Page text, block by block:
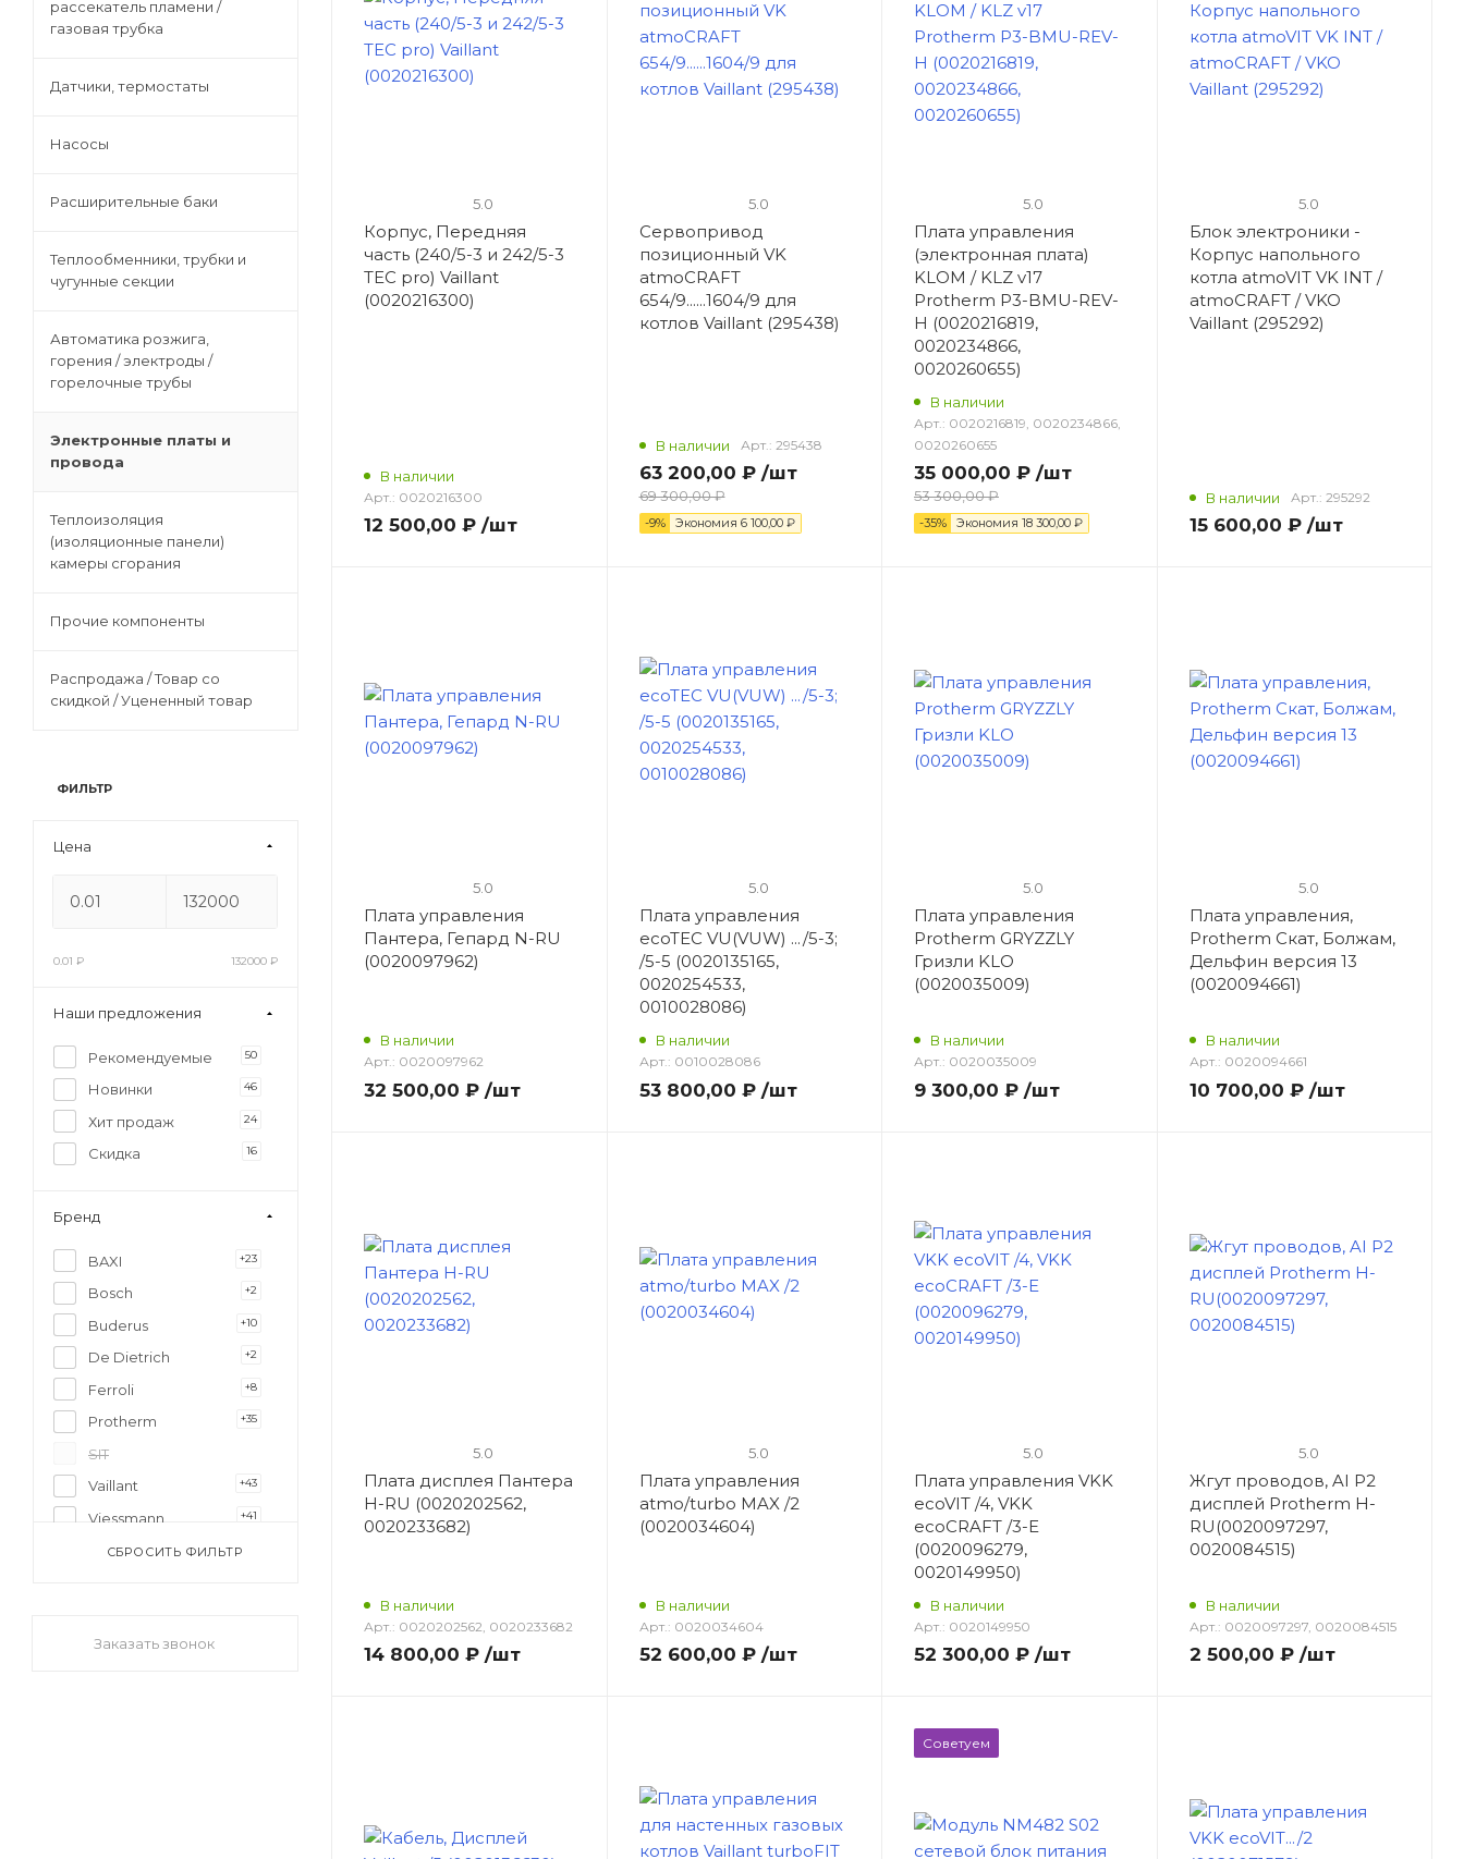
рассекатель пламени /
газовая трубка
Датчики, термостаты
Насосы
Расширительные баки
Теплообменники, трубки и
чугунные секции
Автоматика розжига,
горения / электроды /
горелочные трубы
Электронные платы и
провода
Теплоизоляция
(изоляционные панели)
камеры сгорания
Прочие компоненты
Распродажа / Товар со
скидкой / Уцененный товар
ФИЛЬТР
Цена
0.01 ₽ 132000 ₽
Наши предложения
Рекомендуемые 50
Новинки 46
Хит продаж 24
Скидка 16
Бренд
BAXI +23
Bosch +2
Buderus +10
De Dietrich +2
Ferroli +8
Protherm +35
SIT
Vaillant
+43
Viessmann +41
WOLF
СБРОСИТЬ ФИЛЬТР
Заказать звонок
5.0
Корпус, Передняя
часть (240/5-3 и 242/5-3
TEC pro) Vaillant
(0020216300)
В наличии
Арт.: 0020216300
12 500,00 ₽ /шт
5.0
Сервопривод
позиционный VK
atmoCRAFT
654/9......1604/9 для
котлов Vaillant (295438)
В наличии Арт.: 295438
63 200,00 ₽/шт
69 300,00 ₽
-9% Экономия 6 100,00 ₽
5.0
Плата управления
(электронная плата)
KLОМ / KLZ v17
Protherm P3-BMU-REV-
H (0020216819,
0020234866,
0020260655)
В наличии
Арт.: 0020216819, 0020234866,
0020260655
35 000,00 ₽ /шт
53 300,00 ₽
-35% Экономия 18 300,00 ₽
5.0
Блок электроники -
Корпус напольного
котла atmoVIT VK INT /
atmoCRAFT / VKO
Vaillant (295292)
В наличии Арт.: 295292
15 600,00 ₽/шт
5.0
Плата управления
Пантера, Гепард N-RU
(0020097962)
В наличии
Арт.: 0020097962
32 500,00 ₽ /шт
5.0
Плата управления
ecoTEC VU(VUW) .../5-3;
/5-5 (0020135165,
0020254533,
0010028086)
В наличии
Арт.: 0010028086
53 800,00 ₽/шт
5.0
Плата управления
Protherm GRYZZLY
Гризли KLO
(0020035009)
В наличии
Арт.: 0020035009
9 300,00 ₽ /шт
5.0
Плата управления,
Protherm Скат, Болжам,
Дельфин версия 13
(0020094661)
В наличии
Арт.: 0020094661
10 700,00 ₽/шт
5.0
Плата дисплея Пантера
H-RU (0020202562,
0020233682)
В наличии
Арт.: 0020202562, 0020233682
14 800,00 ₽ /шт
5.0
Плата управления
atmo/turbo MAX /2
(0020034604)
В наличии
Арт.: 0020034604
52 600,00 ₽/шт
5.0
Плата управления VKK
ecoVIT /4, VKK
ecoCRAFT /3-E
(0020096279,
0020149950)
В наличии
Арт.: 0020149950
52 300,00 ₽ /шт
5.0
Жгут проводов, AI P2
дисплей Protherm H-
RU(0020097297,
0020084515)
В наличии
Арт.: 0020097297, 0020084515
2 500,00 ₽/шт
Советуем
Автоматика розжига, горения /
электроды / горелочные трубы
панели) камеры сгорания
Прочие компоненты
Распродажа / Товар со скидкой
/ Уцененный товар